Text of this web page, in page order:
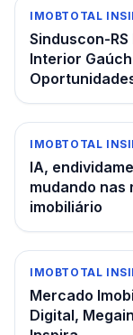
IMOBTOTAL
Sinduscon-
Interior
IMOBTOTAL
IA,
mudando nas
imobiliário
IMOBTOTAL
Mercado
Digital,